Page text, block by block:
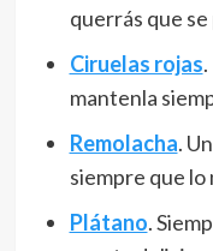
querrás que
Ciruelas rojas
mantenla
Remolacha.
siempre que lo
Plátano.